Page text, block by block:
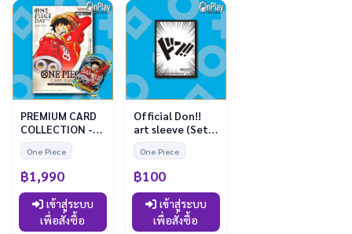
PREMIUM CARD
COLLECTION -
ONE PIECE DAY
24One Piece
฿1,990
เข้าสู่ระบบ
เพื่อสั่งซื้อ
Official Don!!
art sleeve (Set
of 10)
One Piece
฿100
เข้าสู่ระบบ
เพื่อสั่งซื้อ